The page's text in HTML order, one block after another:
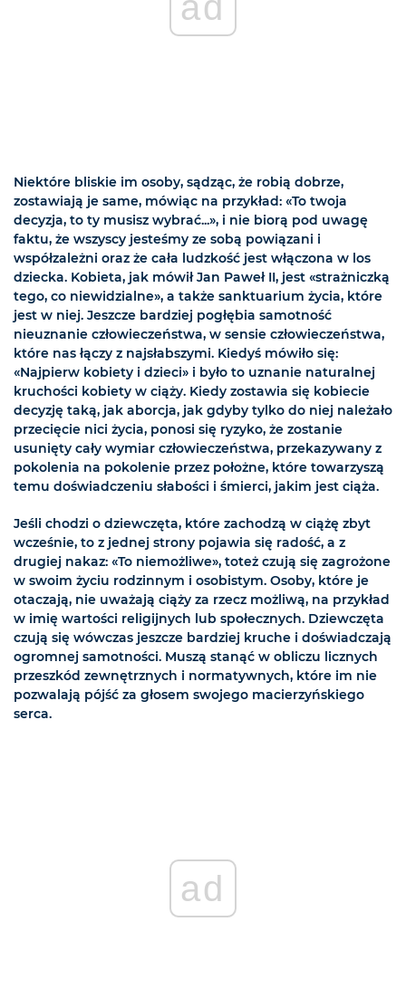
Niektóre bliskie im osoby, sądząc, że robią dobrze,
zostawiają je same, mówiąc na przykład: «To twoja
decyzja, to ty musisz wybrać...», i nie biorą pod uwagę
faktu, że wszyscy jesteśmy ze sobą powiązani i
współzależni oraz że cała ludzkość jest włączona w los
dziecka. Kobieta, jak mówił Jan Paweł II, jest «strażniczką
tego, co niewidzialne», a także sanktuarium życia, które
jest w niej. Jeszcze bardziej pogłębia samotność
nieuznanie człowieczeństwa, w sensie człowieczeństwa,
które nas łączy z najsłabszymi. Kiedyś mówiło się:
«Najpierw kobiety i dzieci» i było to uznanie naturalnej
kruchości kobiety w ciąży. Kiedy zostawia się kobiecie
decyzję taką, jak aborcja, jak gdyby tylko do niej należało
przecięcie nici życia, ponosi się ryzyko, że zostanie
usunięty cały wymiar człowieczeństwa, przekazywany z
pokolenia na pokolenie przez położne, które towarzyszą
temu doświadczeniu słabości i śmierci, jakim jest ciąża.
Jeśli chodzi o dziewczęta, które zachodzą w ciążę zbyt
wcześnie, to z jednej strony pojawia się radość, a z
drugiej nakaz: «To niemożliwe», toteż czują się zagrożone
w swoim życiu rodzinnym i osobistym. Osoby, które je
otaczają, nie uważają ciąży za rzecz możliwą, na przykład
w imię wartości religijnych lub społecznych. Dziewczęta
czują się wówczas jeszcze bardziej kruche i doświadczają
ogromnej samotności. Muszą stanąć w obliczu licznych
przeszkód zewnętrznych i normatywnych, które im nie
pozwalają pójść za głosem swojego macierzyńskiego
serca.
ad